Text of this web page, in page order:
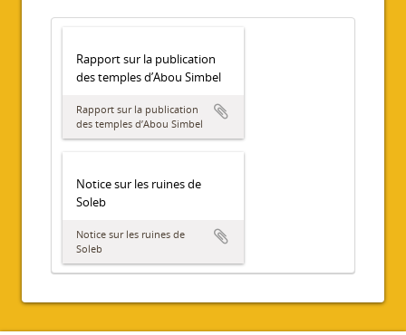
Rapport sur la publication
des temples d’Abou Simbel
Rapport sur la publication
des temples d’Abou Simbel
Notice sur les ruines de
Soleb
Notice sur les ruines de
Soleb